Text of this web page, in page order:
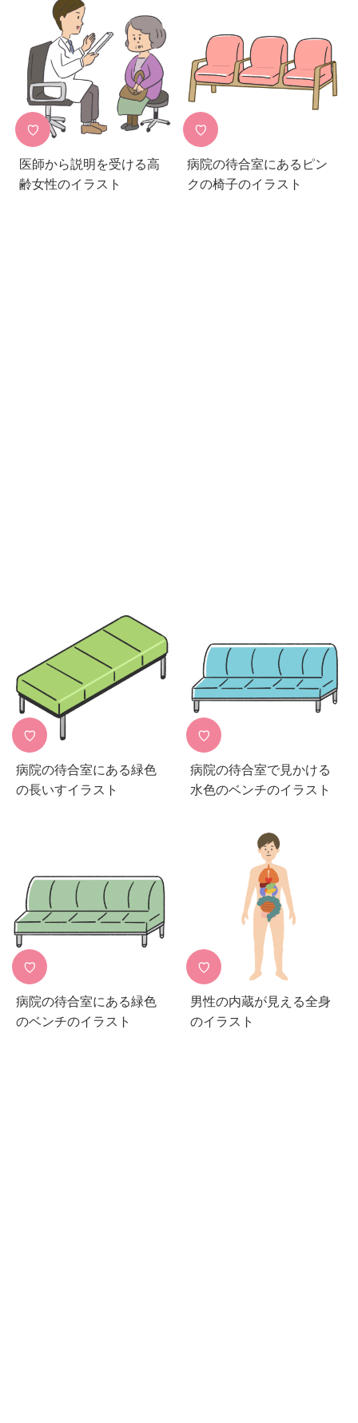
♡
医師から説明を受ける高
齢女性のイラスト
♡
病院の待合室にあるピン
クの椅子のイラスト
♡
病院の待合室にある緑色
の長いすイラスト
♡
病院の待合室で見かける
水色のベンチのイラスト
♡
病院の待合室にある緑色
のベンチのイラスト
♡
男性の内蔵が見える全身
のイラスト